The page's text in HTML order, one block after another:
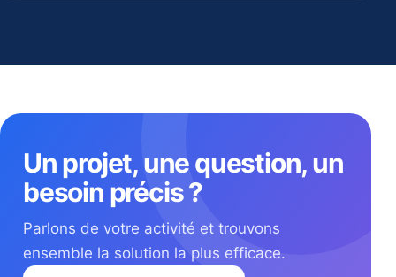
Un projet, une question, un
besoin précis ?
Parlons de votre activité et trouvons
ensemble la solution la plus efficace.